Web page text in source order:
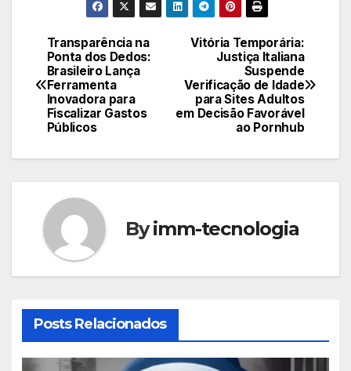
estratégicos e as
para assistir a esta
partida crucial,
garantindo que você
não perca nenhum
lance.
Navegação
de
Post
Vitória Temporária:
Justiça Italiana
Suspende
Verificação de Idade
para Sites Adultos
em Decisão Favorável
ao Pornhub
Transparência na
Ponta dos Dedos:
Brasileiro Lança
Ferramenta
Inovadora para
Fiscalizar Gastos
Públicos
Byimm-tecnologia
Posts Relacionados